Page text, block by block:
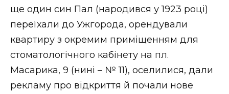
ще один син Пал (народився у 1923 році)
переїхали до Ужгорода, орендували
квартиру з окремим приміщенням для
стоматологічного кабінету на пл.
Масарика, 9 (нині – № 11), оселилися, дали
рекламу про відкриття й почали нове